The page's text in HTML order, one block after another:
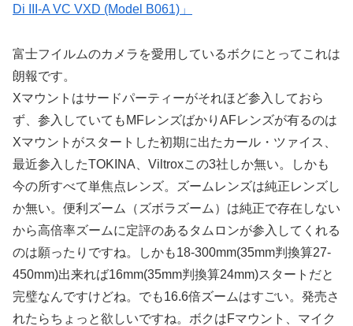
Di III-A VC VXD (Model B061)」
富士フイルムのカメラを愛用しているボクにとってこれは
朗報です。
Xマウントはサードパーティーがそれほど参入しておら
ず、参入していてもMFレンズばかりAFレンズが有るのは
Xマウントがスタートした初期に出たカール・ツァイス、
最近参入したTOKINA、Viltroxこの3社しか無い。しかも
今の所すべて単焦点レンズ。ズームレンズは純正レンズし
か無い。便利ズーム（ズボラズーム）は純正で存在しない
から高倍率ズームに定評のあるタムロンが参入してくれる
のは願ったりですね。しかも18-300mm(35mm判換算27-
450mm)出来れば16mm(35mm判換算24mm)スタートだと
完璧なんですけどね。でも16.6倍ズームはすごい。発売さ
れたらちょっと欲しいですね。ボクはFマウント、マイク